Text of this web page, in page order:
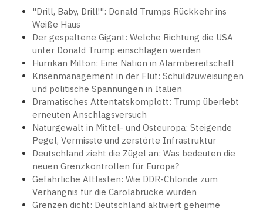
"Drill, Baby, Drill!": Donald Trumps Rückkehr ins
Weiße Haus
Der gespaltene Gigant: Welche Richtung die USA
unter Donald Trump einschlagen werden
Hurrikan Milton: Eine Nation in Alarmbereitschaft
Krisenmanagement in der Flut: Schuldzuweisungen
und politische Spannungen in Italien
Dramatisches Attentatskomplott: Trump überlebt
erneuten Anschlagsversuch
Naturgewalt in Mittel- und Osteuropa: Steigende
Pegel, Vermisste und zerstörte Infrastruktur
Deutschland zieht die Zügel an: Was bedeuten die
neuen Grenzkontrollen für Europa?
Gefährliche Altlasten: Wie DDR-Chloride zum
Verhängnis für die Carolabrücke wurden
Grenzen dicht: Deutschland aktiviert geheime